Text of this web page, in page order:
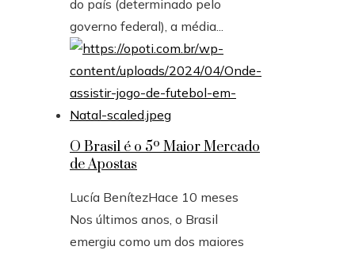
do país (determinado pelo
governo federal), a média...
O Brasil é o 5º Maior Mercado
de Apostas
Lucía BenítezHace 10 meses
Nos últimos anos, o Brasil
emergiu como um dos maiores